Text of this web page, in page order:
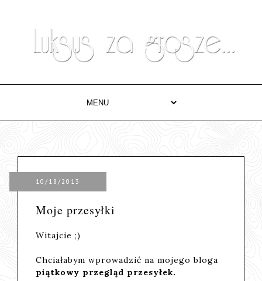
10/18/2013
Moje przesyłki
Witajcie ;)
Chciałabym wprowadzić na mojego bloga
piątkowy przegląd przesyłek.